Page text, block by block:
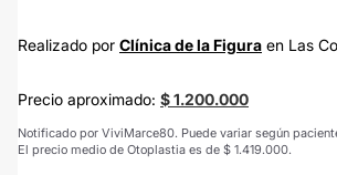
Realizado por Clínica de la Figura en Las
Precio aproximado: $ 1.200.000
Notificado por ViviMarce80. Puede variar según
El precio medio de Otoplastia es de $ 1.419.000.